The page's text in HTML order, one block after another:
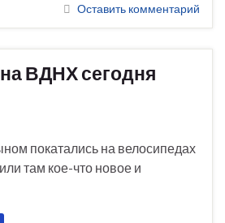
Оставить комментарий
ВДНХ сегодня
покатались на велосипедах
там кое-что новое и